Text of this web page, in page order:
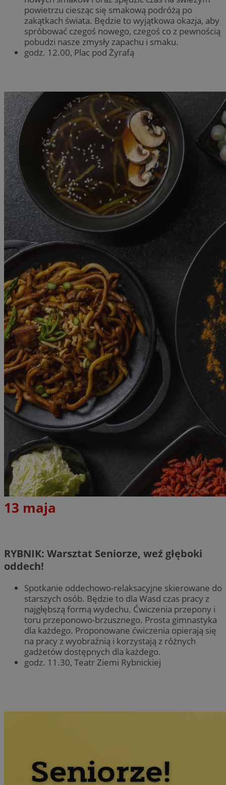
powietrzu ciesząc się smakową podróżą po
zakątkach świata. Będzie to wyjątkowa okazja, aby
spróbować czegoś nowego, czegoś co z pewnością
pobudzi nasze zmysły zapachu i smaku.
godz. 12.00, Plac pod Żyrafą
13 maja
RYBNIK: Warsztat Seniorze, weź głęboki
oddech!
Spotkanie oddechowo-relaksacyjne skierowane do
starszych osób. Będzie to dla Wasd czas pracy z
najgłębszą formą wydechu. Ćwiczenia przepony i
toru przeponowo-brzusznego. Prosta gimnastyka
dla każdego. Proponowane ćwiczenia opierają się
na pracy z wyobraźnią i korzystają z różnych
gadżetów dostępnych dla każdego.
godz. 11.30, Teatr Ziemi Rybnickiej